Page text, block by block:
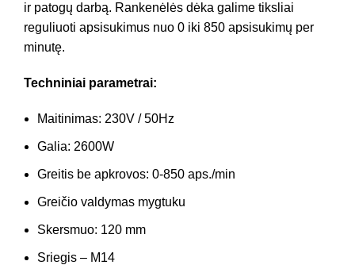
ir patogų darbą. Rankenėlės dėka galime tiksliai
reguliuoti apsisukimus nuo 0 iki 850 apsisukimų per
minutę.
Techniniai parametrai:
Maitinimas: 230V / 50Hz
Galia: 2600W
Greitis be apkrovos: 0-850 aps./min
Greičio valdymas mygtuku
Skersmuo: 120 mm
Sriegis – M14